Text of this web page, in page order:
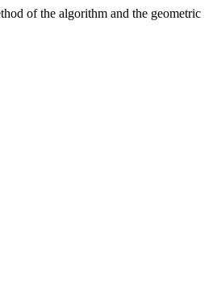
of the algorithm and the geometric